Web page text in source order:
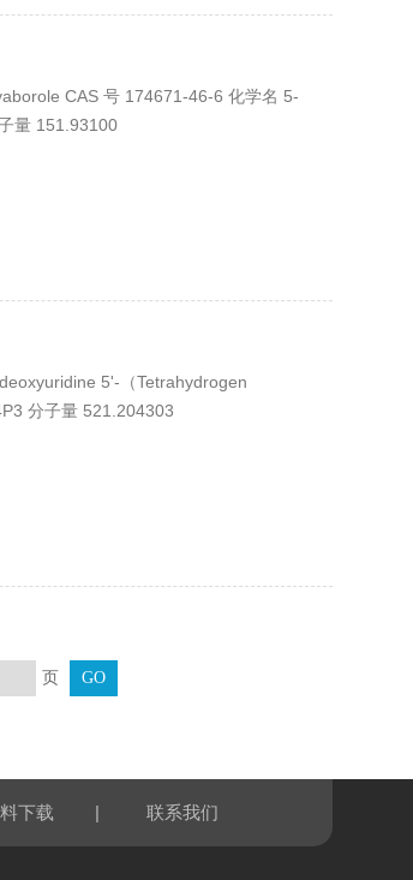
CAS 号 174671-46-6 化学名 5-
量 151.93100
5'-（Tetrahydrogen
分子量 521.204303
页
下载 | 联系我们